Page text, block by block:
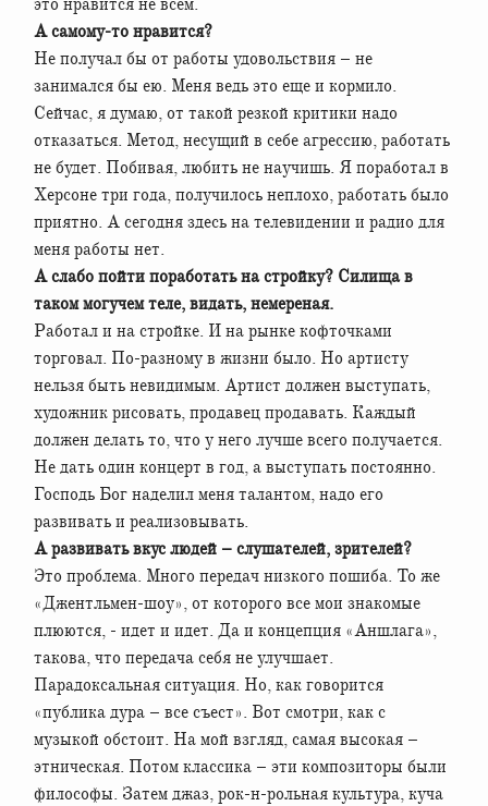
А самому-то нравится?
Не получал бы от работы удовольствия – не
занимался бы ею. Меня ведь это еще и кормило.
Сейчас, я думаю, от такой резкой критики надо
отказаться. Метод, несущий в себе агрессию, работать
не будет. Побивая, любить не научишь. Я поработал в
Херсоне три года, получилось неплохо, работать было
приятно. А сегодня здесь на телевидении и радио для
меня работы нет.
А слабо пойти поработать на стройку? Силища в
таком могучем теле, видать, немереная.
Работал и на стройке. И на рынке кофточками
торговал. По-разному в жизни было. Но артисту
нельзя быть невидимым. Артист должен выступать,
художник рисовать, продавец продавать. Каждый
должен делать то, что у него лучше всего получается.
Не дать один концерт в год, а выступать постоянно.
Господь Бог наделил меня талантом, надо его
развивать и реализовывать.
А развивать вкус людей – слушателей, зрителей?
Это проблема. Много передач низкого пошиба. То же
«Джентльмен-шоу», от которого все мои знакомые
плюются, - идет и идет. Да и концепция «Аншлага»,
такова, что передача себя не улучшает.
Парадоксальная ситуация. Но, как говорится
«публика дура – все съест». Вот смотри, как с
музыкой обстоит. На мой взгляд, самая высокая –
этническая. Потом классика – эти композиторы были
философы. Затем джаз, рок-н-рольная культура, куча